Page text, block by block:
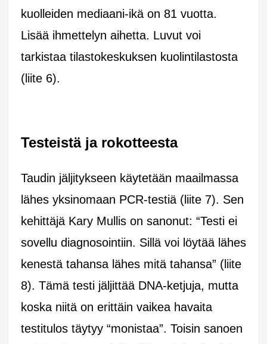
kuolleiden mediaani-ikä on 81 vuotta.
Lisää ihmettelyn aihetta. Luvut voi
tarkistaa tilastokeskuksen kuolintilastosta
(liite 6).
Testeistä ja rokotteesta
Taudin jäljitykseen käytetään maailmassa
lähes yksinomaan PCR-testiä (liite 7). Sen
kehittäjä Kary Mullis on sanonut: “Testi ei
sovellu diagnosointiin. Sillä voi löytää lähes
kenestä tahansa lähes mitä tahansa” (liite
8). Tämä testi jäljittää DNA-ketjuja, mutta
koska niitä on erittäin vaikea havaita
testitulos täytyy “monistaa”. Toisin sanoen